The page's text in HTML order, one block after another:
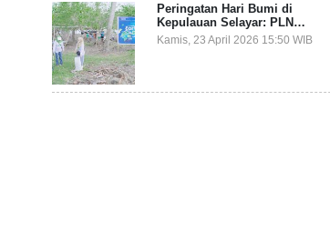
Peringatan Hari Bumi di
Kepulauan Selayar: PLN
Indonesia Power Gandeng
Pemda dan Komunitas, Giatkan
Kamis, 23 April 2026 15:50 WIB